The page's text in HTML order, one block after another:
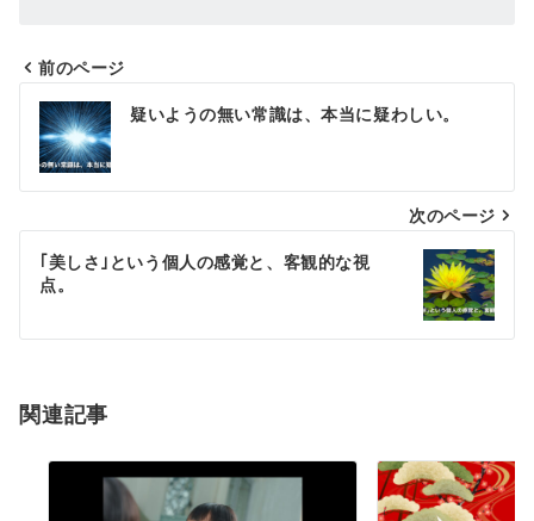
投
稿
ナ
ビ
ゲ
ー
シ
ン
前のページ
疑いようの無い常識は、本当に疑わしい。
次のページ
｢美しさ｣という個人の感覚と、客観的な視
点。
関連記事